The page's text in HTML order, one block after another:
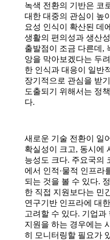
녹색 전환의 기반은 코
대한 대중의 관심이 높
요성 인식이 확산된 데
생활의 편의성과 생산
출발점이 조금 다른데 ,
앙을 막아보겠다는 두
한 인식과 대응이 일반
장기적으로 관심을 받
도출되기 위해서는 정
다.
새로운 기술 전환이 일
확실성이 크고, 동시에
능성도 크다. 주요국의
에서 인적·물적 인프라
되는 것을 볼 수 있다.
한 직접 지원보다는 민
연구기반 인프라에 대
고려할 수 있다. 기업과
지원을 하는 경우에는
히 모니터링할 필요가